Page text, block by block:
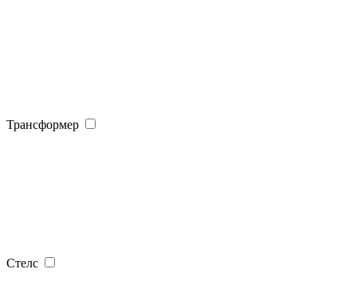
Трансформер
Стелс